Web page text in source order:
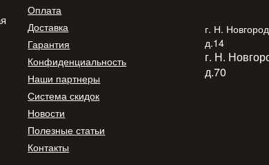
Оплата
Доставка
Гарантия
Конфиденциальность
Наши партнеры
Система скидок
Новости
Полезные статьи
Контакты
г. Н.
д.14
г. Н.
д.70